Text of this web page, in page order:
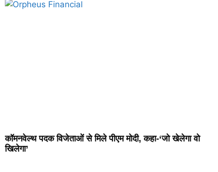
कॉमनवेल्थ पदक विजेताओं से मिले पीएम मोदी, कहा-‘जो खेलेगा वो
खिलेगा’